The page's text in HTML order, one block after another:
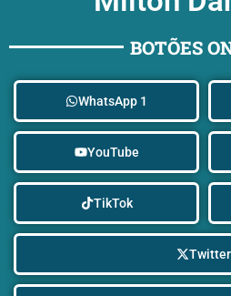
BOTÕES
WhatsApp 1
YouTube
TikTok
Twitter